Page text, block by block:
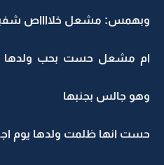
وبهمس: مشعل خلااااص
ام مشعل حست بحب ولدها
وهو جالس بجنبها
حست انها ظلمت ولدها يوم